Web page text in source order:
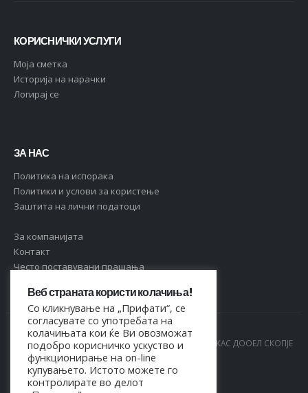
КОРИСНИЧКИ УСЛУГИ
Moja сметка
Историја на нарачки
Логирај се
ЗА НАС
Политика на испорака
Политики и услови за користење
Заштита на лични податоци
За компанијата
Контакт
Често поставувани прашања
© Copyright 2021. Сите права се задржани од МАРКАС ДООЕЛ СКОПЈЕ
- 4044021518150
Веб страната користи колачиња!
Со кликнување на „Прифати“, се
согласувате со употребата на
колачињата кои ќе Ви овозможат
подобро корисничко ускуство и
функционирање на on-line
купувањето. Истото можете го
контролирате во делот